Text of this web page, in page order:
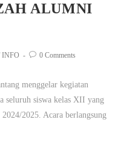
ALUMNI
INFO 0 Comments
menggelar kegiatan
seluruh siswa kelas XII yang
2025. Acara berlangsung